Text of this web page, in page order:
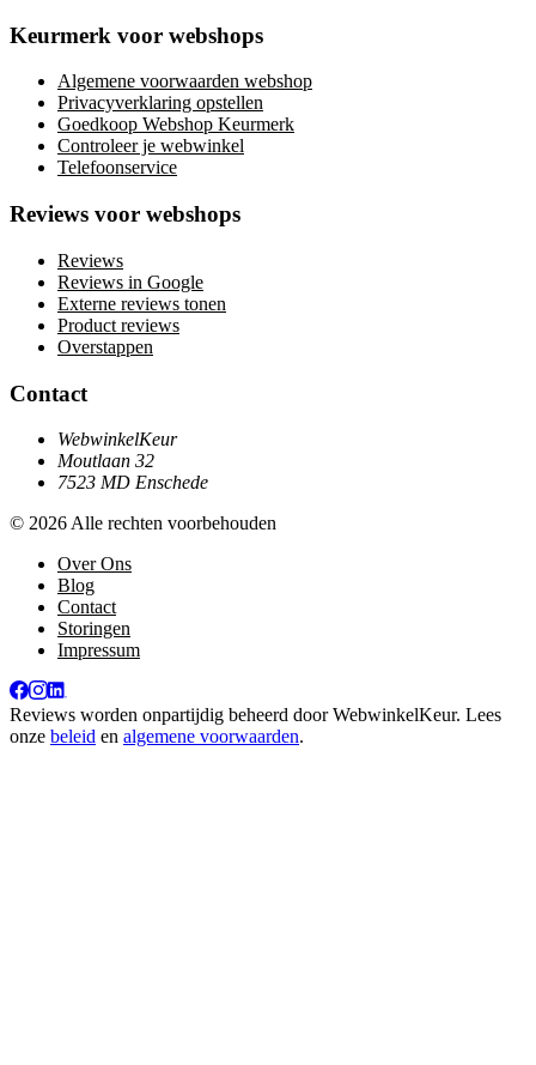
Keurmerk voor webshops
Algemene voorwaarden webshop
Privacyverklaring opstellen
Goedkoop Webshop Keurmerk
Controleer je webwinkel
Telefoonservice
Reviews voor webshops
Reviews
Reviews in Google
Externe reviews tonen
Product reviews
Overstappen
Contact
WebwinkelKeur
Moutlaan 32
7523 MD Enschede
© 2026 Alle rechten voorbehouden
Over Ons
Blog
Contact
Storingen
Impressum
Reviews worden onpartijdig beheerd doorWebwinkelKeur. Lees
onze beleid en algemene voorwaarden.